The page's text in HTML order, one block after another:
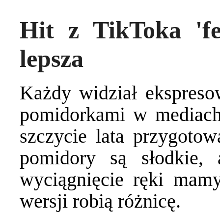
Hit z TikToka
lepsza
Każdy widział
pomidorkami w
szczycie lata
pomidory są
wyciągnięcie ręki
wersji robią różnicę.